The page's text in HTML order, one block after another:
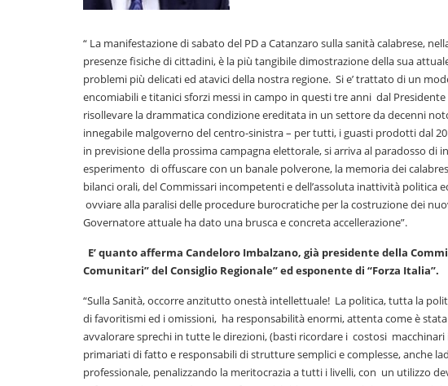
“ La manifestazione di sabato del PD a Catanzaro sulla sanità calabrese,
presenze fisiche di cittadini, è la più tangibile dimostrazione della sua
problemi più delicati ed atavici della nostra regione. Si e’ trattato di un
encomiabili e titanici sforzi messi in campo in questi tre anni dal
risollevare la drammatica condizione ereditata in un settore da decenni
innegabile malgoverno del centro-sinistra – per tutti, i guasti prodotti dal
in previsione della prossima campagna elettorale, si arriva al paradosso di
esperimento di offuscare con un banale polverone, la memoria dei
bilanci orali, del Commissari incompetenti e dell’assoluta inattività politica
ovviare alla paralisi delle procedure burocratiche per la costruzione dei
Governatore attuale ha dato una brusca e concreta accellerazione”.
E’ quanto afferma Candeloro Imbalzano, già presidente della
Comunitari” del Consiglio Regionale” ed esponente di “Forza Italia”.
“Sulla Sanità, occorre anzitutto onestà intellettuale! La politica, tutta la
di favoritismi ed i omissioni, ha responsabilità enormi, attenta come è
avvalorare sprechi in tutte le direzioni, (basti ricordare i costosi
primariati di fatto e responsabili di strutture semplici e complesse, anche
professionale, penalizzando la meritocrazia a tutti i livelli, con un utilizzo